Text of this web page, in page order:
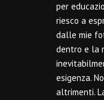
per
riesco a
dalle mie
dentro e la
esigenza.
altrimenti.